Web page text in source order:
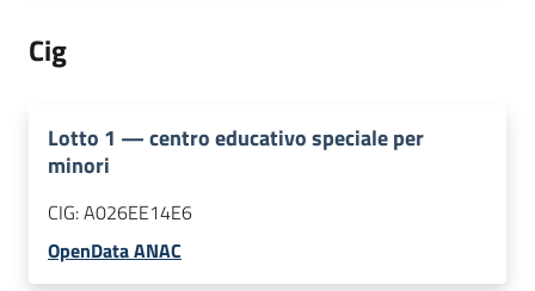
Cig
Lotto 1 —centro educativo speciale per
minori
CIG:A026EE14E6
OpenData ANAC